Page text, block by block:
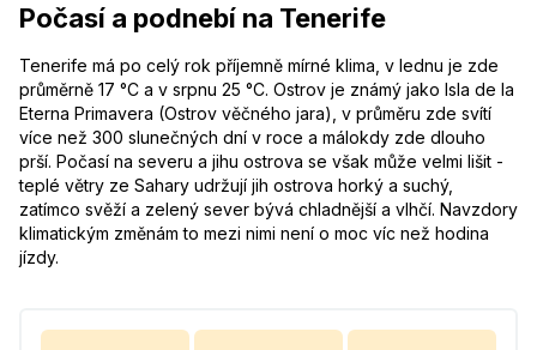
Počasí a podnebí na Tenerife
Tenerife má po celý rok příjemně mírné klima, v lednu je zde
průměrně 17 °C a v srpnu 25 °C. Ostrov je známý jako Isla de la
Eterna Primavera (Ostrov věčného jara), v průměru zde svítí
více než 300 slunečných dní v roce a málokdy zde dlouho
prší. Počasí na severu a jihu ostrova se však může velmi lišit -
teplé větry ze Sahary udržují jih ostrova horký a suchý,
zatímco svěží a zelený sever bývá chladnější a vlhčí. Navzdory
klimatickým změnám to mezi nimi není o moc víc než hodina
jízdy.